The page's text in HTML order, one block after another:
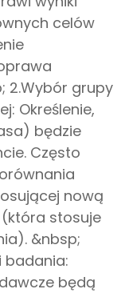
celów
2.Wybór grupy
Określenie,
będzie
Często
nową
stosuje
&nbsp;
badania:
będą